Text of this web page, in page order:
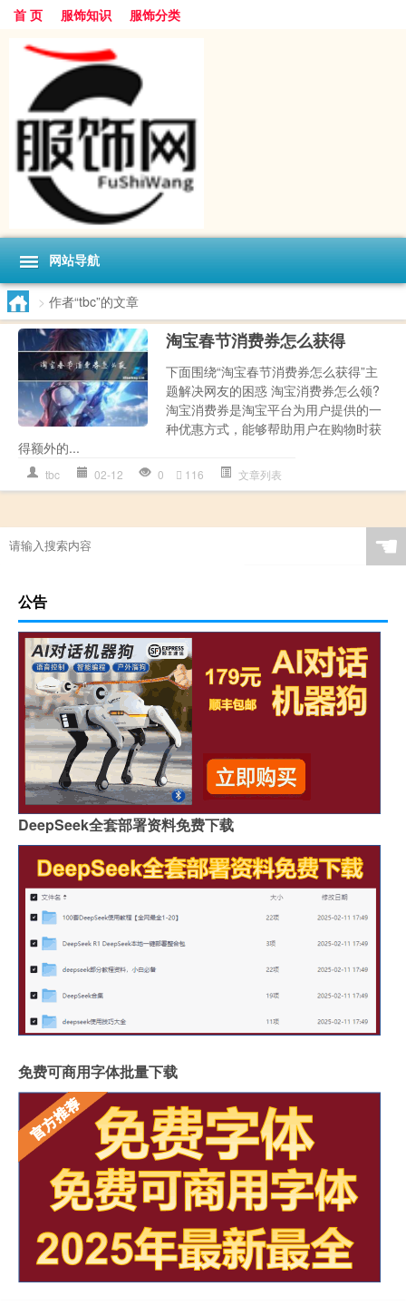
首 页 服饰知识 服饰分类
网站导航
> 作者“tbc”的文章
淘宝春节消费券怎么获得
下面围绕“淘宝春节消费券怎么获得”主
题解决网友的困惑 淘宝消费券怎么领?
淘宝消费券是淘宝平台为用户提供的一
种优惠方式，能够帮助用户在购物时获
得额外的...
tbc 02-12 0 116 文章列表
☚
公告
DeepSeek全套部署资料免费下载
免费可商用字体批量下载